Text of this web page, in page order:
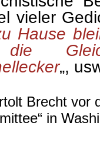
vieler
Hause
„,
Brecht vor
in